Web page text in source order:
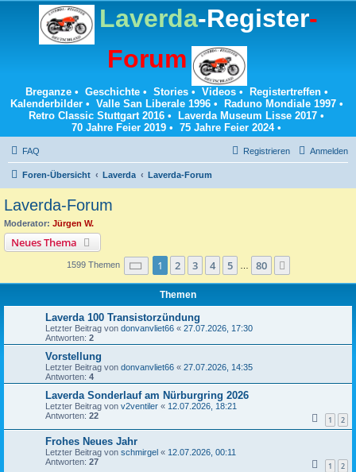
Laverda-Register-
Forum
Breganze• Geschichte• Stories• Videos• Registertreffen•
Kalenderbilder• Valle San Liberale 1996• Raduno Mondiale 1997•
Retro Classic Stuttgart 2016 • Laverda Museum Lisse 2017 •
70 Jahre Feier 2019 • 75 Jahre Feier 2024•
FAQ Anmelden
Registrieren
Foren-Übersicht Laverda Laverda-Forum
Laverda-Forum
Moderator: Jürgen W.
Neues Thema
1599 Themen Seite 1von 80
1 2 3 4 5 80
Themen
Laverda 100 Transistorzündung
Letzter Beitrag von donvanvliet66 « 27.07.2026, 17:30
Antworten: 2
Vorstellung
Letzter Beitrag von donvanvliet66 « 27.07.2026, 14:35
Antworten: 4
Laverda Sonderlauf am Nürburgring 2026
Letzter Beitrag von v2ventiler « 12.07.2026, 18:21
Antworten: 22 1 2
Frohes Neues Jahr
Letzter Beitrag von schmirgel « 12.07.2026, 00:11
Antworten: 27 1 2